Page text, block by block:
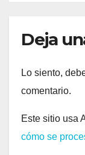
Deja
Lo siento,
comentario.
Este sitio usa
cómo se